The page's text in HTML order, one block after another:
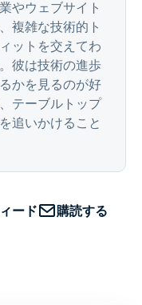
やウェブサイト
複雑な技術的ト
ットを交えてわ
彼は技術の進歩
かを見るのが好
テーブルトップ
追いかけること
ード 購読する